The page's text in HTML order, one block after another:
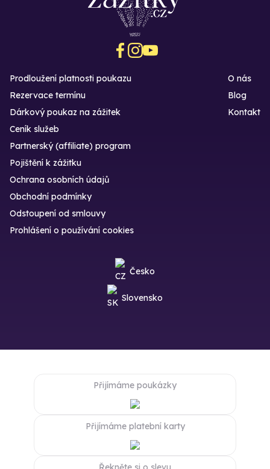
Prodloužení platnosti poukazu
Rezervace termínu
Dárkový poukaz na zážitek
O nás
Blog
Kontakt
Ceník služeb
Partnerský (affiliate) program
Pojištění k zážitku
Ochrana osobních údajů
Obchodní podmínky
Odstoupení od smlouvy
Prohlášení o používání cookies
Česko
Slovensko
Přijímáme poukázky
Přijímáme platební karty